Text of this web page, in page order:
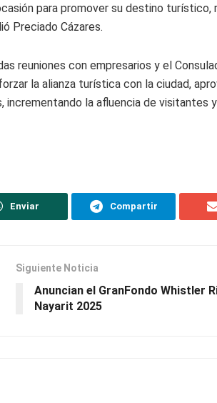
para promover su destino turístico,
Preciado Cázares.
reuniones con empresarios y el
la alianza turística con la ciudad,
la afluencia de visitantes
Enviar Compartir
Siguiente Noticia
Anuncian el GranFondo Whistler
Nayarit 2025